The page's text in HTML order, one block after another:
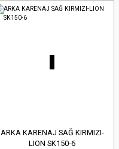
ARKA KARENAJ SAĞ KIRMIZI-
LION SK150-6